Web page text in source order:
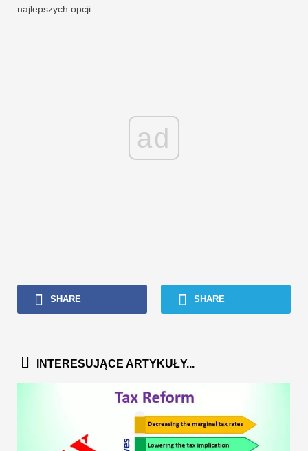
najlepszych opcji.
ad
SHARE SHARE
INTERESUJĄCE ARTYKUŁY...